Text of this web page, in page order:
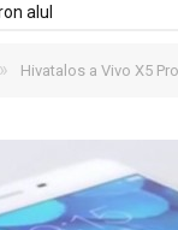
alul
» Hivatalos a Vivo X5